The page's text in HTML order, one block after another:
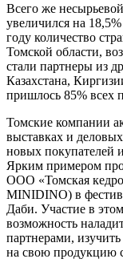
Всего же
увеличился на
году количество
Томской области,
стали партнеры из
Казахстана,
пришлось 85% всех
Томские компании
выставках и
новых покупателей
Ярким примером
ООО «Томская
MINIDINO) в
Даби. Участие в
возможность
партнерами,
на свою продукцию